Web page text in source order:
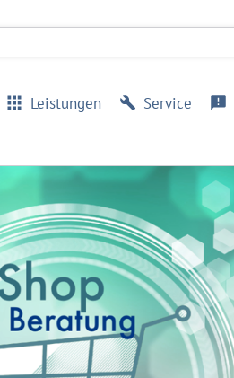
Leistungen Service